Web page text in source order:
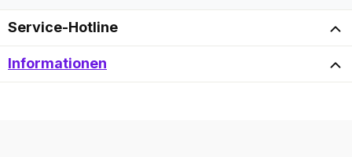
Service-Hotline
Informationen